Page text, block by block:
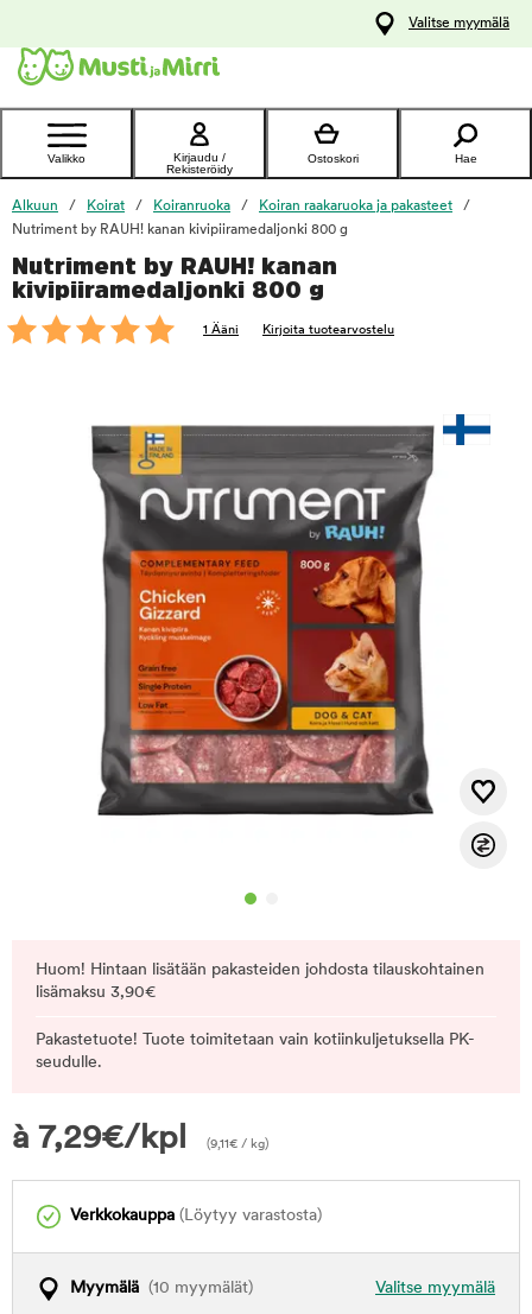
Ota yhteyttä
asiakaspalveluun
Valitse myymälä
Valikko
Kirjaudu /
Rekisteröidy
Ostoskori Hae
Alkuun Koirat Koiranruoka
Koiran raakaruoka ja pakasteet
Nutriment by RAUH! kanan kivipiiramedaljonki 800 g
Nutriment by RAUH! kanan
kivipiiramedaljonki 800 g
1 Ääni Kirjoita tuotearvostelu
Huom! Hintaan lisätään pakasteiden johdosta tilauskohtainen
lisämaksu 3,90€
Pakastetuote! Tuote toimitetaan vain kotiinkuljetuksella PK-
seudulle.
à 7,29€/kpl (9,11€ / kg)
Verkkokauppa (Löytyy varastosta)
Valitse myymälä
Myymälä (10 myymälät)
foo